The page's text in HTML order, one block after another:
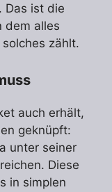
Das ist die
dem alles
zählt.
auch erhält,
geknüpft:
unter seiner
Diese
in simplen